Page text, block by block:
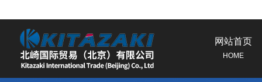
网站首页
HOME